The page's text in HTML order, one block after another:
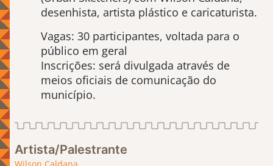
desenhista, artista plástico e caricaturista.
Vagas: 30 participantes, voltada para o
público em geral
Inscrições: será divulgada através de
meios oficiais de comunicação do
município.
Artista/Palestrante